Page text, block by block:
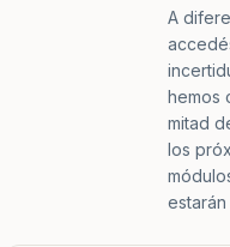
A
hemos
mitad
los